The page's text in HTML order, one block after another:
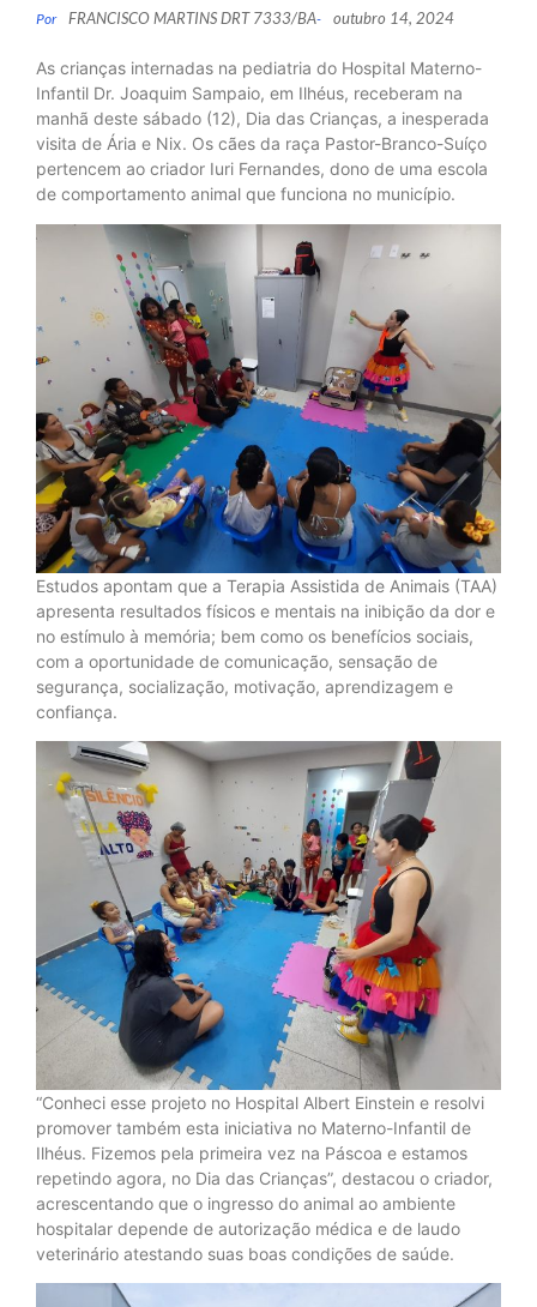
Por FRANCISCO MARTINS DRT 7333/BA- outubro 14, 2024
As crianças internadas na pediatria do Hospital Materno-
Infantil Dr. Joaquim Sampaio, em Ilhéus, receberam na
manhã deste sábado (12), Dia das Crianças, a inesperada
visita de Ária e Nix. Os cães da raça Pastor-Branco-Suíço
pertencem ao criador Iuri Fernandes, dono de uma escola
de comportamento animal que funciona no município.
Estudos apontam que a Terapia Assistida de Animais (TAA)
apresenta resultados físicos e mentais na inibição da dor e
no estímulo à memória; bem como os benefícios sociais,
com a oportunidade de comunicação, sensação de
segurança, socialização, motivação, aprendizagem e
confiança.
“Conheci esse projeto no Hospital Albert Einstein e resolvi
promover também esta iniciativa no Materno-Infantil de
Ilhéus. Fizemos pela primeira vez na Páscoa e estamos
repetindo agora, no Dia das Crianças”, destacou o criador,
acrescentando que o ingresso do animal ao ambiente
hospitalar depende de autorização médica e de laudo
veterinário atestando suas boas condições de saúde.